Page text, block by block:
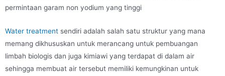
permintaan garam non yodium yang tinggi
Water treatment sendiri adalah salah satu struktur yang mana
memang dikhususkan untuk merancang untuk pembuangan
limbah biologis dan juga kimiawi yang terdapat di dalam air
sehingga membuat air tersebut memiliki kemungkinan untuk